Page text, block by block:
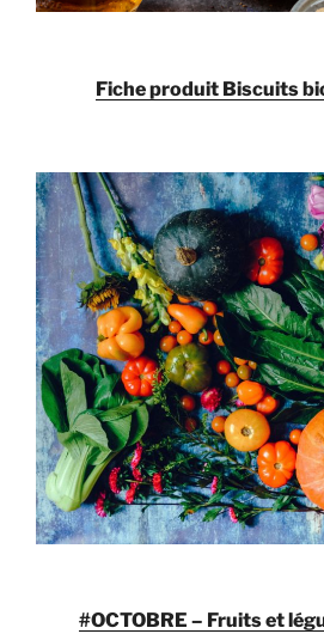
Fiche produit Biscuits
#OCTOBRE – Fruits et